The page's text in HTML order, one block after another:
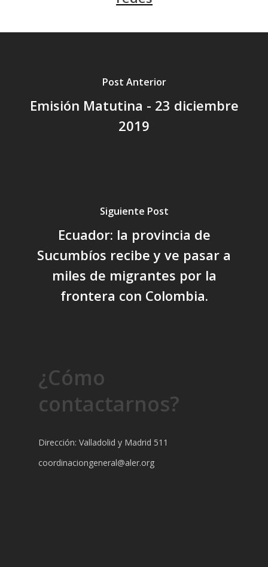
Post Anterior
Emisión Matutina - 23 diciembre
2019
Siguiente Post
Ecuador: la provincia de
Sucumbíos recibe y ve pasar a
miles de migrantes por la
frontera con Colombia.
¿Cómo
contactarnos?
Dirección: Valladolid y Madrid 511
coordinaciongeneral@aler.org